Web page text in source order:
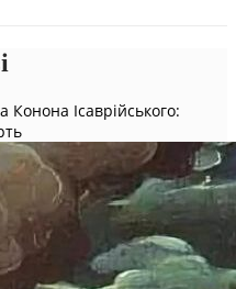
Конона Ісаврійського: